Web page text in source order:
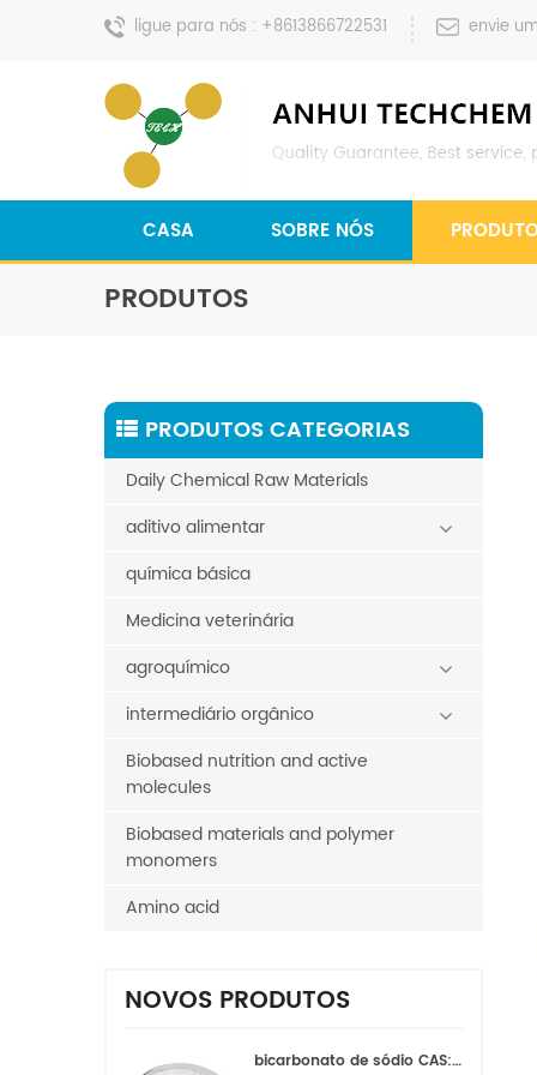
ligue para nós : +8613866722531 envie
CASA SOBRE NÓS
PRODUTOS
PRODUTOS CATEGORIAS
Daily Chemical Raw Materials
aditivo alimentar
química básica
Medicina veterinária
agroquímico
intermediário orgânico
Biobased nutrition and active
molecules
Biobased materials and polymer
monomers
Amino acid
NOVOS PRODUTOS
bicarbonato de sódio CAS:144-55-8